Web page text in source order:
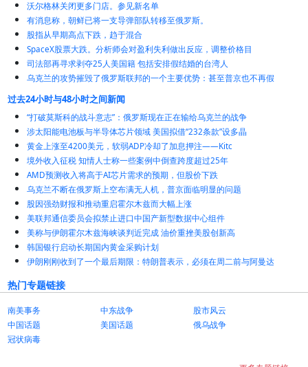
沃尔格林关闭更多门店。参见新名单
有消息称，朝鲜已将一支导弹部队转移至俄罗斯。
股指从早期高点下跌，趋于混合
SpaceX股票大跌。分析师会对盈利失利做出反应，调整价格目
司法部再寻求剥夺25人美国籍 包括安排假结婚的台湾人
乌克兰的攻势摧毁了俄罗斯联邦的一个主要优势：甚至普京也不再假
过去24小时与48小时之间新闻
“打破莫斯科的战斗意志”：俄罗斯现在正在输给乌克兰的战争
涉太阳能电池板与半导体芯片领域 美国拟借“232条款”设多晶
黄金上涨至4200美元，软弱ADP冷却了加息押注——Kitc
境外收入征税 知情人士称一些案例中倒查跨度超过25年
AMD预测收入将高于AI芯片需求的预期，但股价下跌
乌克兰不断在俄罗斯上空布满无人机，普京面临明显的问题
股因强劲财报和推动重启霍尔木兹而大幅上涨
美联邦通信委员会拟禁止进口中国产新型数据中心组件
美称与伊朗霍尔木兹海峡谈判近完成 油价重挫美股创新高
韩国银行启动长期国内黄金采购计划
伊朗刚刚收到了一个最后期限：特朗普表示，必须在周二前与阿曼达
热门专题链接
南美事务 中东战争
股市风云
中国话题
美国话题
俄乌战争
冠状病毒